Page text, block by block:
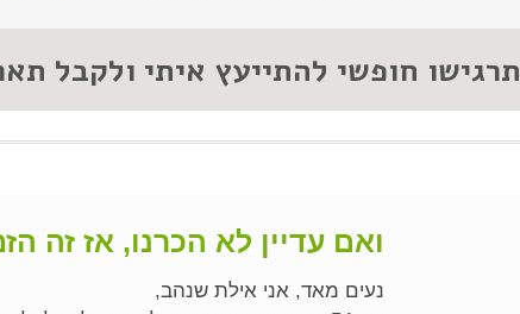
תרגישו חופשי להתייעץ איתי ולקבל
ואם עדיין לא הכרנו, אז זה
נעים מאד, אני אילת שנהב,